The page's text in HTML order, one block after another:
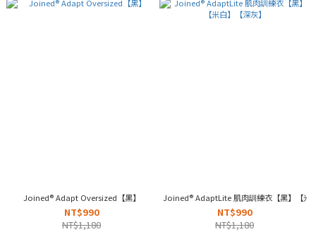
Joined® Adapt Oversized【黑】
NT$990
NT$1,180
Joined® AdaptLite 肌肉訓練衣【黑】【米
NT$990
NT$1,180